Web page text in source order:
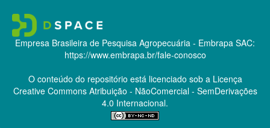
Empresa Brasileira de Pesquisa Agropecuária - Embrapa SAC:
https://www.embrapa.br/fale-conosco
O conteúdo do repositório está licenciado sob a Licença
Creative CommonsAtribuição - NãoComercial - SemDerivações
4.0 Internacional.